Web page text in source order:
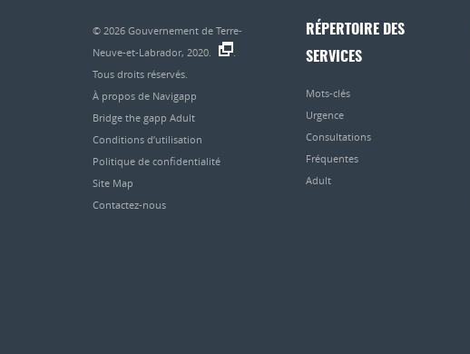
© 2026 Gouvernement de Terre-
Neuve-et-Labrador, 2020.
Tous droits réservés.
À propos de Navigapp
Bridge the gapp Adult
Conditions d’utilisation
Politique de confidentialité
Site Map
Contactez-nous
RÉPERTOIRE DES
SERVICES
Mots-clés
Urgence
Consultations
Fréquentes
Adult